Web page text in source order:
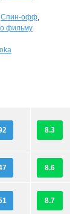
Спин-офф,
фильму
8.3
8.6
8.7